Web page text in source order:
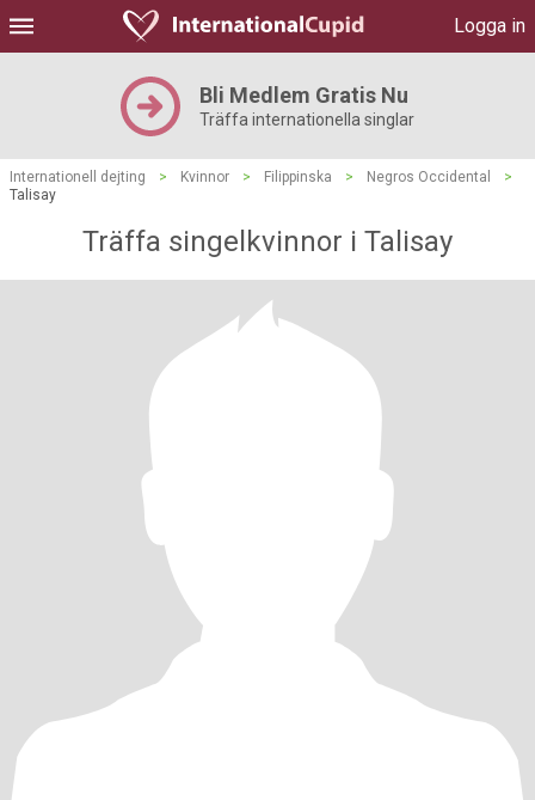
Logga in
Bli Medlem Gratis Nu
Träffa internationella singlar
Internationell dejting > Kvinnor > Filippinska > Negros Occidental
>
Talisay
Träffa singelkvinnor i Talisay